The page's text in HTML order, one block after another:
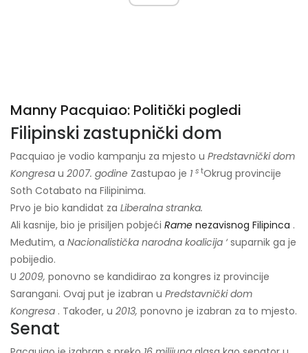
Manny Pacquiao: Politički pogledi
Filipinski zastupnički dom
Pacquiao je vodio kampanju za mjesto u Predstavnički dom
Kongresa u 2007. godine Zastupao je 1 s tOkrug provincije
Soth Cotabato na Filipinima.
Prvo je bio kandidat za Liberalna stranka.
Ali kasnije, bio je prisiljen pobjeći Rame nezavisnog Filipinca .
Međutim, a Nacionalistička narodna koalicija ‘suparnik ga je
pobijedio.
U 2009, ponovno se kandidirao za kongres iz provincije
Sarangani. Ovaj put je izabran u Predstavnički dom
Kongresa . Također, u 2013, ponovno je izabran za to mjesto.
Senat